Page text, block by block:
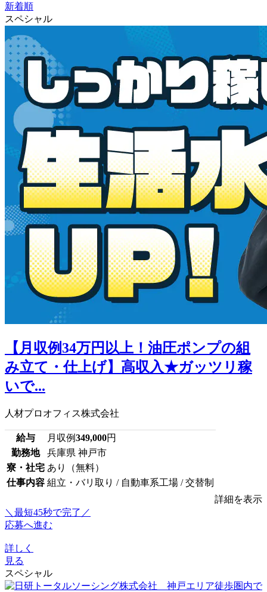
新着順
スペシャル
【月収例34万円以上！油圧ポンプの組
み立て・仕上げ】高収入★ガッツリ稼
いで...
人材プロオフィス株式会社
給与 月収例349,000円
勤務地
兵庫県 神戸市
寮・社宅 あり（無料）
仕事内容 組立・バリ取り / 自動車系工場 / 交替制
詳細を表示
＼最短45秒で完了／
応募へ進む
詳しく
見る
スペシャル